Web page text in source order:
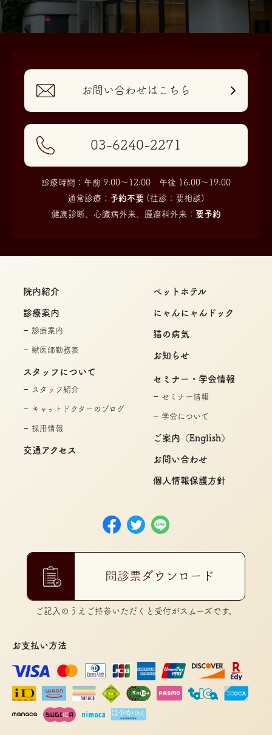
お問い合わせはこちら
03-6240-2271
診療時間：午前 9:00〜12:00 午後 16:00〜19:00
通常診療： 予約不要 (往診：要相談)
健康診断、心臓病外来、腫瘍科外来： 要予約
院内紹介
診療案内
診療案内
獣医師勤務表
スタッフについて
スタッフ紹介
キャットドクターのブログ
採用情報
交通アクセス
ペットホテル
にゃんにゃんドック
猫の病気
お知らせ
セミナー・学会情報
セミナー情報
学会について
ご案内（English）
お問い合わせ
個人情報保護方針
問診票ダウンロード
ご記入のうえご持参いただくと受付がスムーズです。
お支払い方法